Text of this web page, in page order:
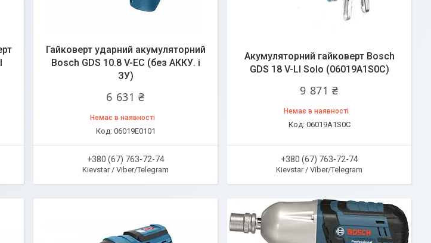
Гайковерт ударний акумуляторний
Bosch GDS 10.8 V-EC (без АККУ. і
ЗУ)
6 631 ₴
Немає в наявності
06019E0101
+380 (67) 763-72-74
Kievstar / Viber/Telegram
Акумуляторний гайковерт Bosch
GDS 18 V-LI Solo (06019A1S0C)
9 871 ₴
Немає в наявності
06019A1S0C
+380 (67) 763-72-74
Kievstar / Viber/Telegram